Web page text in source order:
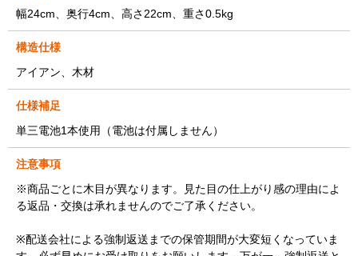
幅24cm、奥行4cm、高さ22cm、重さ0.5kg
構造仕様
アイアン、木材
仕様補足
単三電池1本使用（電池は付属しません）
注意事項
※商品ごとに木目が異なります。見た目の仕上がり感の理由によ
る返品・交換は承れませんのでご了承ください。
※配送会社による強制返送までの保管期間が大変短くなっていま